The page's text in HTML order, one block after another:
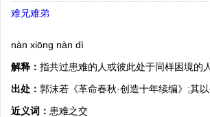
难兄难弟
nàn xiōng nàn dì
解释： 指共过患难的人或彼此处于同样困境的人
出处： 郭沫若《革命春秋·创造十年续编》;其
近义词： 患难之交